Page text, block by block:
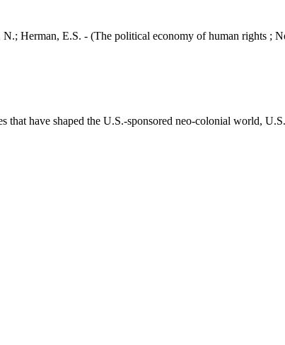
Herman, E.S. - (The political economy of human rights ;
have shaped the U.S.-sponsored neo-colonial world,